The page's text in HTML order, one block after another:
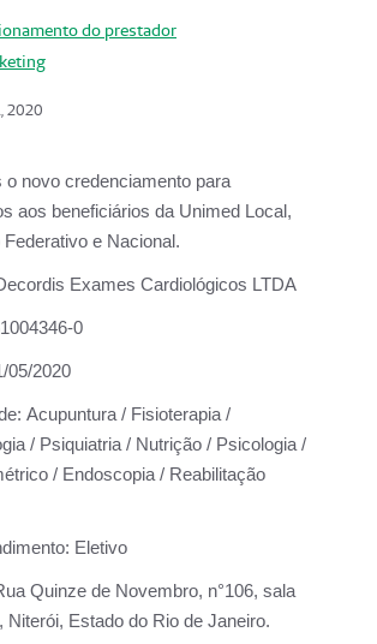
do prestador
2020
o novo credenciamento para
aos beneficiários da Unimed Local,
Federativo e Nacional.
Exames Cardiológicos LTDA
0
05/2020
Acupuntura / Fisioterapia /
/ Psiquiatria / Nutrição / Psicologia /
/ Endoscopia / Reabilitação
Eletivo
Quinze de Novembro, n°106, sala
Niterói, Estado do Rio de Janeiro.